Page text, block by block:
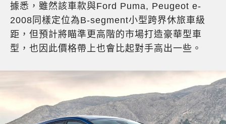
據悉，雖然該車款與Ford Puma, Peugeot e-
2008同樣定位為B-segment小型跨界休旅車級
距，但預計將瞄準更高階的市場打造豪華型車
型，也因此價格帶上也會比起對手高出一些。